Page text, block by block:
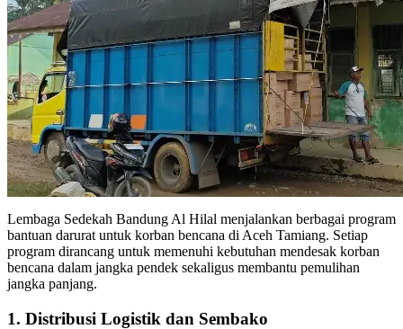
Lembaga Sedekah Bandung Al Hilal menjalankan berbagai program
bantuan darurat untuk korban bencana di Aceh Tamiang. Setiap
program dirancang untuk memenuhi kebutuhan mendesak korban
bencana dalam jangka pendek sekaligus membantu pemulihan
jangka panjang.
1. Distribusi Logistik dan Sembako